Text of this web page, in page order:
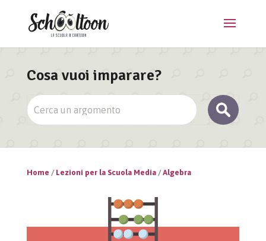
Cosa vuoi imparare?
Home / Lezioni per la Scuola Media/ Algebra